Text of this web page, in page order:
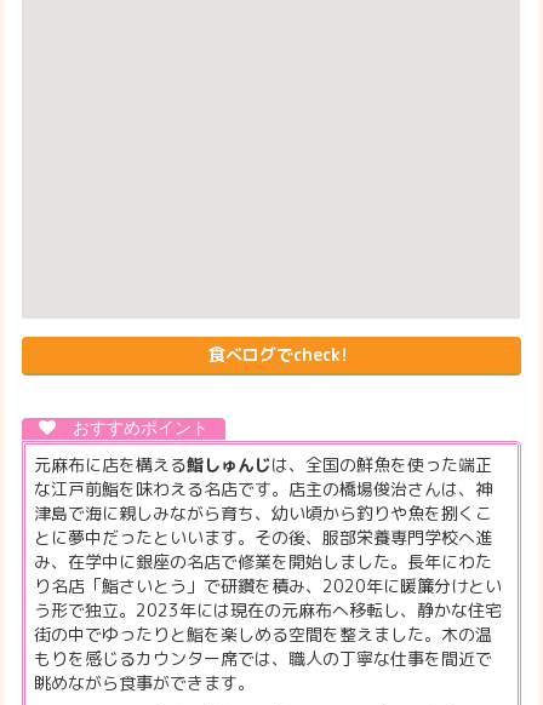
食べログでcheck!
元麻布に店を構える鮨しゅんじは、全国の鮮魚を使った端正
な江戸前鮨を味わえる名店です。店主の橋場俊治さんは、神
津島で海に親しみながら育ち、幼い頃から釣りや魚を捌くこ
とに夢中だったといいます。その後、服部栄養専門学校へ進
み、在学中に銀座の名店で修業を開始しました。長年にわた
り名店「鮨さいとう」で研鑽を積み、2020年に暖簾分けとい
う形で独立。2023年には現在の元麻布へ移転し、静かな住宅
街の中でゆったりと鮨を楽しめる空間を整えました。木の温
もりを感じるカウンター席では、職人の丁寧な仕事を間近で
眺めながら食事ができます。